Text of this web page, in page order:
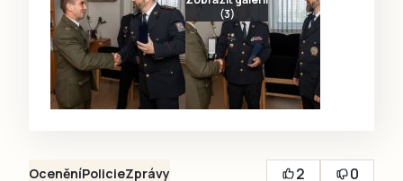
(3)
OceněníPolicieZprávy 2
0